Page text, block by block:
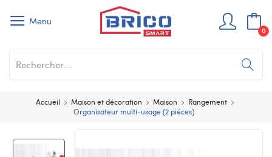
Menu
0
Accueil Maison et décoration Maison
Rangement
Organisateur multi-usage (2 piéces)